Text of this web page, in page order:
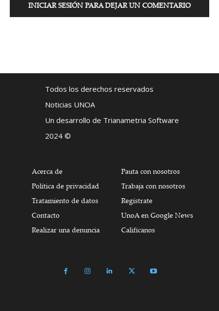
INICIAR SESIÓN PARA DEJAR UN COMENTARIO
Todos los derechos reservados
Noticias UNOA
Un desarrollo de Trianametria Software
2024 ©
Acerca de
Política de privacidad
Tratamiento de datos
Contacto
Realizar una denuncia
Pauta con nosotros
Trabaja con nosotros
Regístrate
UnoA en Google News
Califícanos